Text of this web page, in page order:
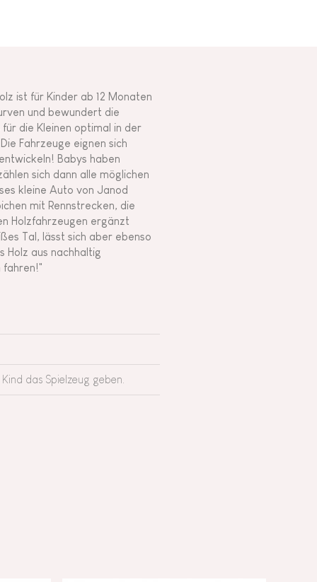
ist für Kinder ab 12 Monaten
und bewundert die
die Kleinen optimal in der
Fahrzeuge eignen sich
Babys haben
sich dann alle möglichen
kleine Auto von Janod
mit Rennstrecken, die
Holzfahrzeugen ergänzt
Tal, lässt sich aber ebenso
Holz aus nachhaltig
das Spielzeug geben.